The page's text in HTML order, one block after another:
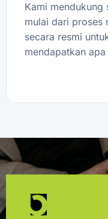
Kami mendukung
mulai dari proses
secara resmi
mendapatkan